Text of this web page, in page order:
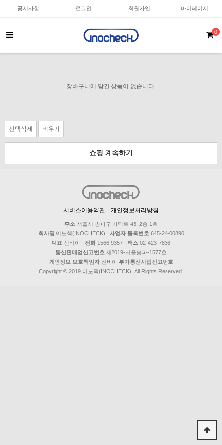
공지사항 로그인 회원가입 마이페이지
0
장바구니에 담긴 상품이 없습니다.
선택삭제 비우기
쇼핑 계속하기
서비스이용약관 개인정보처리방침
주소 서울시 송파구 가락로 43, 2층 1호
회사명 이노첵(INOCHECK) 사업자 등록번호 645-24-00890
대표 신비아 전화 1566-9357 팩스 02-423-7836
통신판매업신고번호 제2019-서울송파-1577호
개인정보 보호책임자신비아 부가통신사업신고번호
Copyright © 2019 이노첵(INOCHECK). All Rights Reserved.